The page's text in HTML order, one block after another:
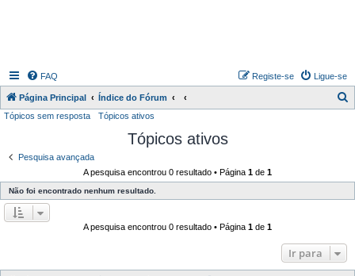
FAQ Ligue-se
Registe-se
Página Principal Índice do Fórum
Tópicos sem resposta Tópicos ativos
Tópicos ativos
Pesquisa avançada
A pesquisa encontrou 0 resultado • Página 1 de 1
Não foi encontrado nenhum resultado.
A pesquisa encontrou 0 resultado • Página 1 de 1
Ir para